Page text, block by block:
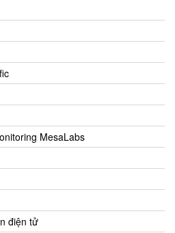
MesaLabs
điện tử